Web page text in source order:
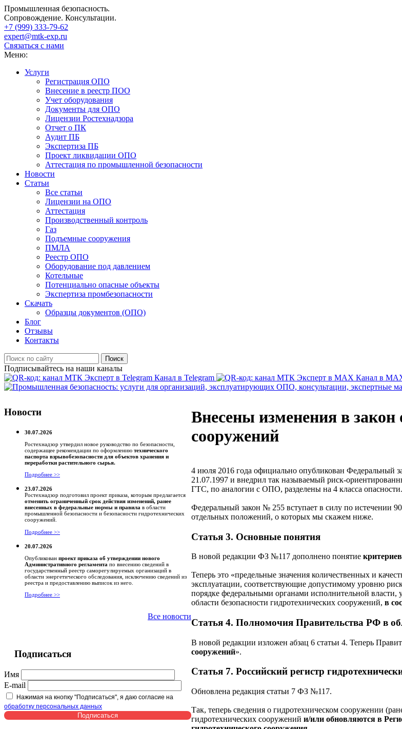
Промышленная безопасность.
Сопровождение. Консультации.
+7 (999) 333-79-62
expert@mtk-exp.ru
Связаться с нами
Меню:
Услуги
Регистрация ОПО
Внесение в реестр ПОО
Учет оборудования
Документы для ОПО
Лицензии Ростехнадзора
Отчет о ПК
Аудит ПБ
Экспертиза ПБ
Проект ликвидации ОПО
Аттестация по промышленной безопасности
Новости
Статьи
Все статьи
Лицензии на ОПО
Аттестация
Производственный контроль
Газ
Подъемные сооружения
ПМЛА
Реестр ОПО
Оборудование под давлением
Котельные
Потенциально опасные объекты
Экспертиза промбезопасности
Скачать
Образцы документов (ОПО)
Блог
Отзывы
Контакты
Поиск
Подписывайтесь на наши каналы
Канал в Telegram
Канал в
Новости
30.07.2026
Ростехнадзор утвердил новое руководство по безопасности,
содержащее рекомендации по оформлению технического
паспорта взрывобезопасности для объектов хранения и
переработки растительного сырья.
Подробнее >>
23.07.2026
Ростехнадзор подготовил проект приказа, которым предлагается
отменить ограниченный срок действия изменений, ранее
внесенных в федеральные нормы и правила в области
промышленной безопасности и безопасности гидротехнических
сооружений.
Подробнее >>
20.07.2026
Опубликован проект приказа об утверждении нового
Административного регламента по внесению сведений в
государственный реестр саморегулируемых организаций в
области энергетического обследования, исключению сведений из
реестра и предоставлению выписок из него.
Подробнее >>
Все новости
Подписаться
Имя
E-mail
Нажимая на кнопку "Подписаться", я даю согласие на
обработку персональных данных
Внесены изменения в закон
сооружений
4 июля 2016 года официально опубликован
21.07.1997 и внедрил так называемый риск-
ГТС, по аналогии с ОПО, разделены на 4 класса опасности.
Федеральный закон № 255 вступает в силу по истечении
отдельных положений, о которых мы скажем ниже.
Статья 3. Основные понятия
В новой редакции ФЗ №117 дополнено понятие
Теперь это «предельные значения количественных и
эксплуатации, соответствующие допустимому уровню
порядке федеральными органами исполнительной власти,
области безопасности гидротехнических сооружений, в
Статья 4. Полномочия Правительства РФ в
В новой редакции изложен абзац 6 статьи 4. Теперь
сооружений».
Статья 7. Российский регистр
Обновлена редакция статьи 7 ФЗ №117.
Так, теперь сведения о гидротехническом сооружении
гидротехнических сооружений и/или обновляются в